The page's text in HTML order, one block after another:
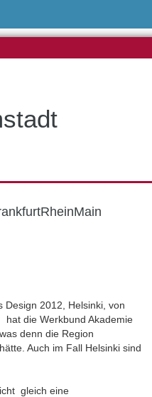
Design 2012, Helsinki, von
die Werkbund Akademie
denn die Region
Auch im Fall Helsinki sind
gleich eine